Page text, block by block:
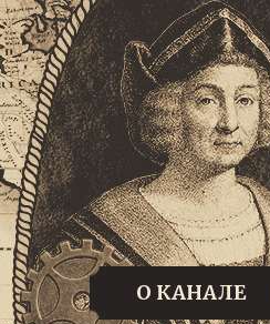
О КАНАЛЕ